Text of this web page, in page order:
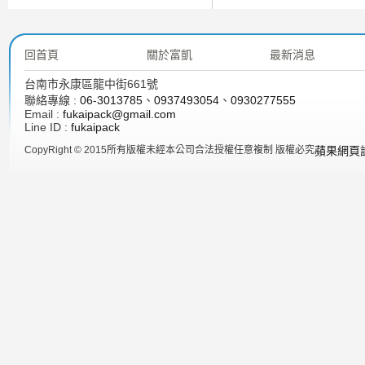
回首頁 關於富凱 最新消息
台南市永康區龍中街661號
聯絡專線 : 06-3013785 、 0937493054 、 0930277555
Email : fukaipack@gmail.com
Line ID : fukaipack
CopyRight © 2015所有版權未經本公司合法授權任意複制 版權必究蘋果網頁